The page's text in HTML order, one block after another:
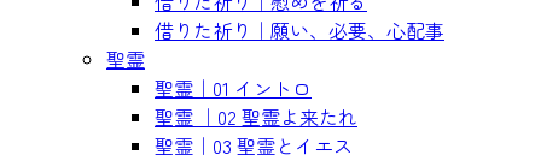
借りた祈り｜願い、必要、心配事
聖霊
聖霊｜01 イントロ
聖霊 ｜02 聖霊よ来たれ
聖霊｜03 聖霊とイエス